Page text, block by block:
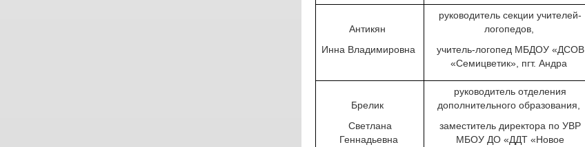
Антикян
Инна Владимировна
руководитель секции учителей-
логопедов,
учитель-логопед МБДОУ «ДСОВ
«Семицветик», пгт. Андра
Брелик
Светлана
Геннадьевна
руководитель отделения
дополнительного образования,
заместитель директора по УВР
МБОУ ДО «ДДТ «Новое